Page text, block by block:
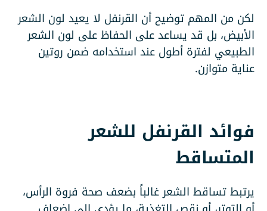
لكن من المهم توضيح أن القرنفل لا يعيد لون الشعر
الأبيض، بل قد يساعد على الحفاظ على لون الشعر
الطبيعي لفترة أطول عند استخدامه ضمن روتين
عناية متوازن.
فوائد القرنفل للشعر
المتساقط
يرتبط تساقط الشعر غالباً بضعف صحة فروة الرأس،